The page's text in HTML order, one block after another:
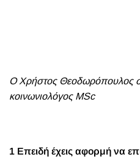
Ο Χρήστος Θεοδωρόπουλος
κοινωνιολόγος ΜSc
1 Επειδή έχεις αφορμή να